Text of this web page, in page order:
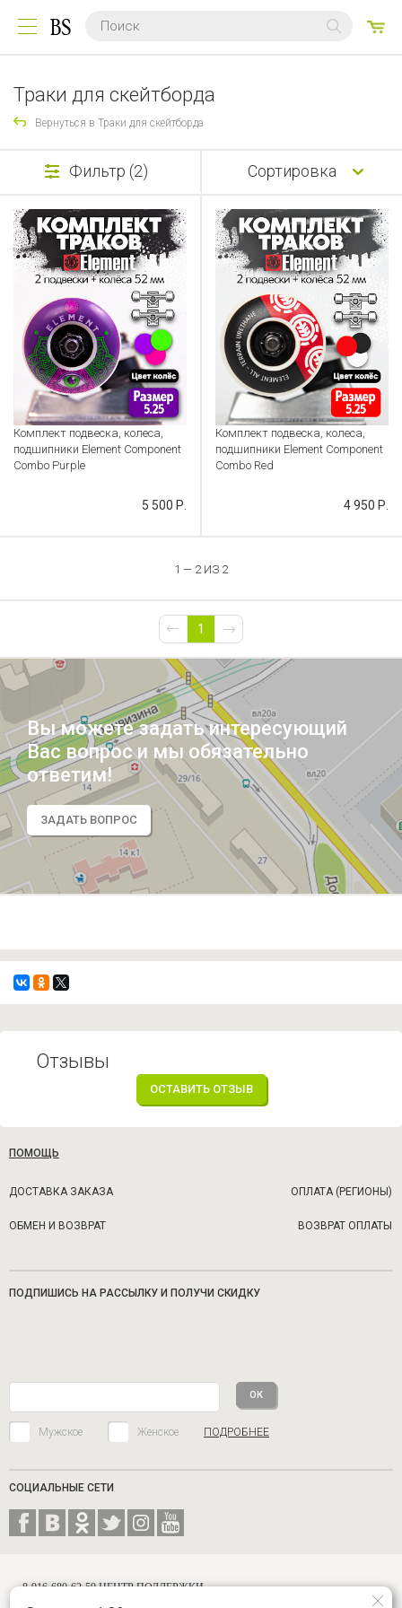
Траки для скейтборда
Вернуться в Траки для скейтборда
Фильтр (2) Сортировка
Комплект подвеска, колеса,
подшипники Element Component
Combo Purple
5 500 Р.
Комплект подвеска, колеса,
подшипники Element Component
Combo Red
4 950 Р.
1 — 2 ИЗ 2
1
Вы можете задать интересующий
Вас вопрос и мы обязательно
ответим!
ЗАДАТЬ ВОПРОС
Отзывы
ОСТАВИТЬ ОТЗЫВ
ПОМОЩЬ
ДОСТАВКА ЗАКАЗА ОПЛАТА (РЕГИОНЫ)
ОБМЕН И ВОЗВРАТ ВОЗВРАТ ОПЛАТЫ
ПОДПИШИСЬ НА РАССЫЛКУ И ПОЛУЧИ СКИДКУ
Мужское Женское ПОДРОБНЕЕ
СОЦИАЛЬНЫЕ СЕТИ
8-916-680-62-59 ЦЕНТР ПОДДЕРЖКИ